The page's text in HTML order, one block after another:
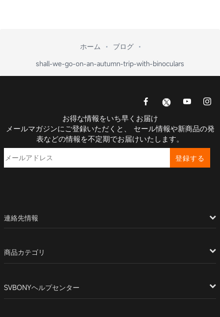
ホーム
ブログ
shall-we-go-on-an-autumn-trip-with-binoculars
お得な情報をいち早くお届け
メールマガジンにご登録いただくと、 セール情報や新商品の発
表などの情報を不定期でお届けいたします。
登録する
連絡先情報
商品カテゴリ
SVBONYヘルプセンター